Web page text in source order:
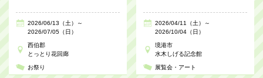
2026/06/13（土）～
2026/07/05（日）
西伯郡
とっとり花回廊
お祭り
2026/04/11（土）～
2026/10/04（日）
境港市
水木しげる記念館
展覧会・アート